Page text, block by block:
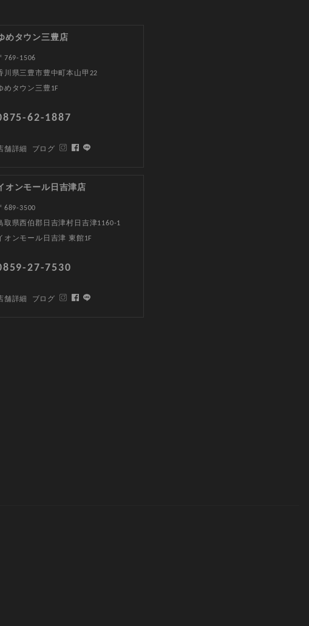
めタウン三豊店
769-1506
川県三豊市豊中町本山甲22
めタウン三豊1F
62-1887
舗詳細 ブログ
オンモール日吉津店
689-3500
取県西伯郡日吉津村日吉津1160-1
オンモール日吉津 東館1F
27-7530
舗詳細 ブログ